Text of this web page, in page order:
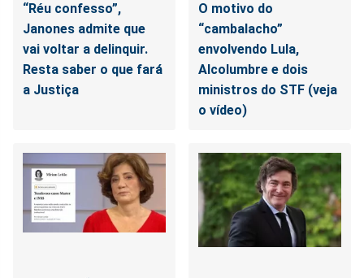
“Réu confesso”,
Janones admite que
vai voltar a delinquir.
Resta saber o que fará
a Justiça
O motivo do
“cambalacho”
envolvendo Lula,
Alcolumbre e dois
ministros do STF (veja
o vídeo)